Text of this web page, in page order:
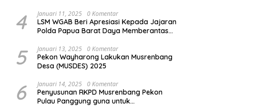
4 Januari 11, 2025 0 Komentar
LSM WGAB Beri Apresiasi Kepada Jajaran
Polda Papua Barat Daya Memberantas
Mining
5 Januari 13, 2025 0 Komentar
Pekon Wayharong Lakukan Musrenbang
Desa (MUSDES) 2025
6 Januari 14, 2025 0 Komentar
Penyusunan RKPD Musrenbang Pekon
Pulau Panggung guna untuk